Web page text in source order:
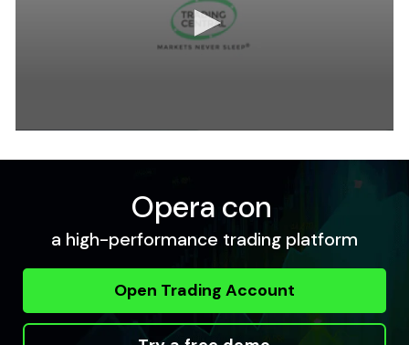
Opera con
a high-performance trading platform
Open Trading Account